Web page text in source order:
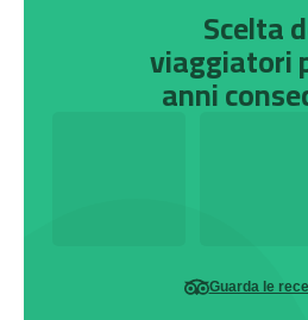
Scelta
viaggiatori
anni
Guarda le